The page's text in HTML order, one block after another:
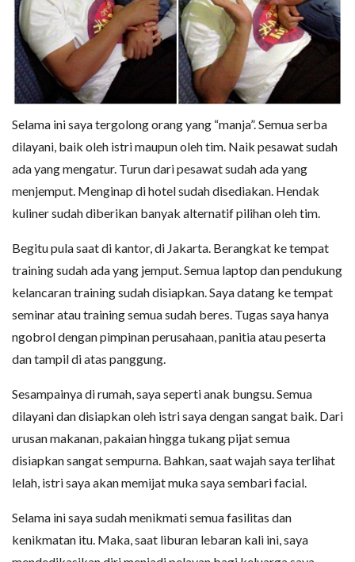
Selama ini saya tergolong orang yang “manja”. Semua serba
dilayani, baik oleh istri maupun oleh tim. Naik pesawat sudah
ada yang mengatur. Turun dari pesawat sudah ada yang
menjemput. Menginap di hotel sudah disediakan. Hendak
kuliner sudah diberikan banyak alternatif pilihan oleh tim.
Begitu pula saat di kantor, di Jakarta. Berangkat ke tempat
training sudah ada yang jemput. Semua laptop dan pendukung
kelancaran training sudah disiapkan. Saya datang ke tempat
seminar atau training semua sudah beres. Tugas saya hanya
ngobrol dengan pimpinan perusahaan, panitia atau peserta
dan tampil di atas panggung.
Sesampainya di rumah, saya seperti anak bungsu. Semua
dilayani dan disiapkan oleh istri saya dengan sangat baik. Dari
urusan makanan, pakaian hingga tukang pijat semua
disiapkan sangat sempurna. Bahkan, saat wajah saya terlihat
lelah, istri saya akan memijat muka saya sembari facial.
Selama ini saya sudah menikmati semua fasilitas dan
kenikmatan itu. Maka, saat liburan lebaran kali ini, saya